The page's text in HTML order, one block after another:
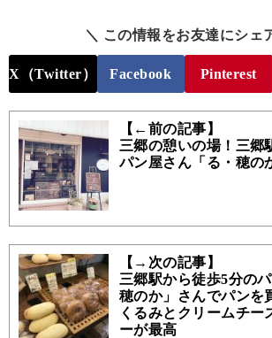
＼ この情報をお友達にシェ
X（Twitter） Facebook Pinterest
【←前の記事】
三郷の憩いの場！三郷
パン屋さん「る・穂の
【→次の記事】
三郷駅から徒歩5分の
穂のか」さんでパンを
くるみとクリームチー
ーが最高